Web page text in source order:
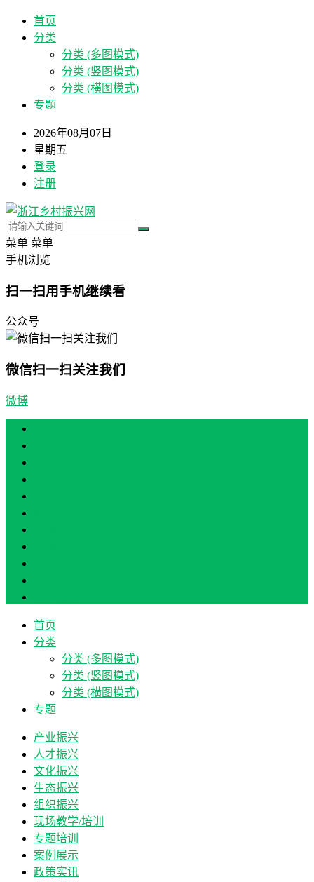
首页
分类
分类 (多图模式)
分类 (竖图模式)
分类 (横图模式)
专题
2026年08月07日
星期五
登录
注册
菜单 菜单
手机浏览
扫一扫用手机继续看
公众号
微信扫一扫关注我们
微博
首页
分类
分类 (多图模式)
分类 (竖图模式)
分类 (横图模式)
专题
产业振兴
人才振兴
文化振兴
生态振兴
组织振兴
现场教学/培训
专题培训
案例展示
政策实讯